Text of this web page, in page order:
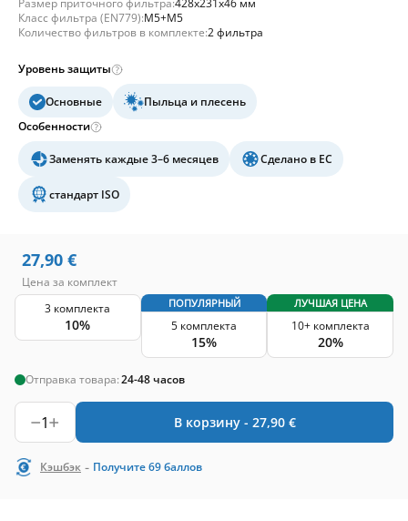
Размер приточного фильтра:428x231x46 мм
Класс фильтра (EN779):M5+M5
Количество фильтров в комплекте:2 фильтра
Уровень защиты
Основные
Пыльца и плесень
Особенности
Заменять каждые 3–6 месяцев Сделано в ЕС
стандарт ISO
27,90 €
Цена за комплект
3 комплекта
10%
ПОПУЛЯРНЫЙ
5 комплекта
15%
ЛУЧШАЯ ЦЕНА
10+ комплекта
20%
Отправка товара:24-48 часов
1 В корзину - 27,90 €
Кэшбэк - Получите69баллов